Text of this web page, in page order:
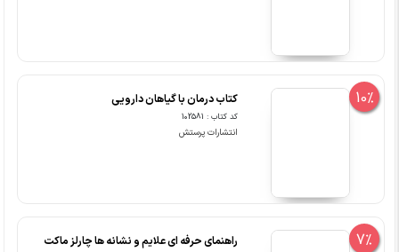
10% کتاب درمان با گیاهان دارویی
کد کتاب : 102581
انتشارات پرستش
7% راهنمای حرفه ای علایم و نشانه ها چارلز ماکت